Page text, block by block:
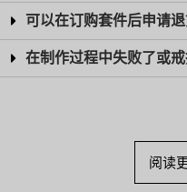
可以在订购套件后申请退
在制作过程中失败了或戒
阅读